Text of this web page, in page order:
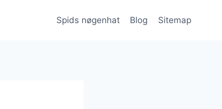
Spids nøgenhat Blog Sitemap